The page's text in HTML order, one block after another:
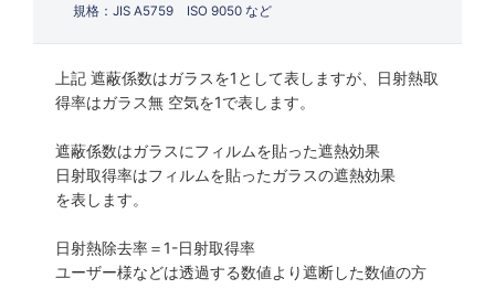
規格：JIS A5759 ISO 9050 など
上記 遮蔽係数はガラスを1として表しますが、日射熱取
得率はガラス無 空気を1で表します。
遮蔽係数はガラスにフィルムを貼った遮熱効果
日射取得率はフィルムを貼ったガラスの遮熱効果
を表します。
日射熱除去率＝1-日射取得率
ユーザー様などは透過する数値より遮断した数値の方